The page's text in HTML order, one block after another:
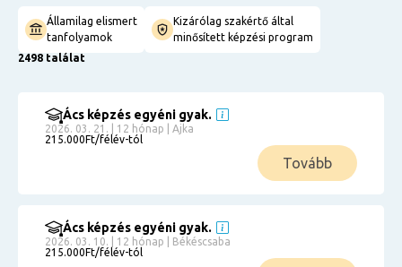
Államilag elismert
tanfolyamok
Kizárólag szakértő által
minősített képzési program
2498 találat
Ács képzés egyéni gyak.
2026. 03. 21. | 12 hónap | Ajka
215.000Ft/félév-tól
Tovább
Ács képzés egyéni gyak.
2026. 03. 10. | 12 hónap | Békéscsaba
215.000Ft/félév-tól